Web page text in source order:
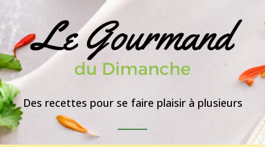
Des recettes pour se faire plaisir à plusieurs